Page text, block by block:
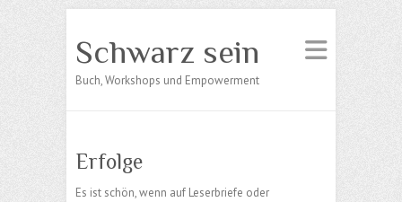
Schwarz sein
Buch, Workshops und Empowerment
Erfolge
Es ist schön, wenn auf Leserbriefe oder